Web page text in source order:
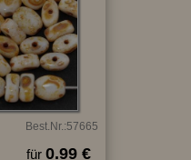
Best.Nr.:57665
für 0.99 €